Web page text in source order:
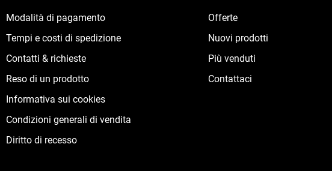
Modalità di pagamento
Tempi e costi di spedizione
Contatti & richieste
Reso di un prodotto
Informativa sui cookies
Condizioni generali di vendita
Diritto di recesso
Offerte
Nuovi prodotti
Più venduti
Contattaci